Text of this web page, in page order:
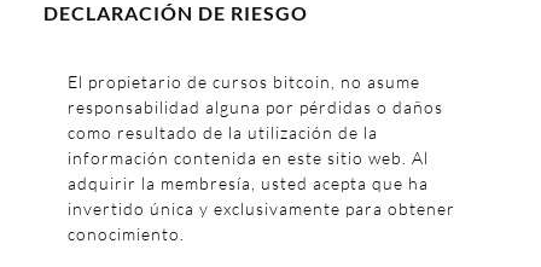
DECLARACIÓN DE RIESGO
El propietario de cursos bitcoin, no asume
responsabilidad alguna por pérdidas o daños
como resultado de la utilización de la
información contenida en este sitio web. Al
adquirir la membresía, usted acepta que ha
invertido única y exclusivamente para obtener
conocimiento.